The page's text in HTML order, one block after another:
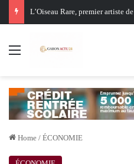
Menu
Home / ÉCONOMIE